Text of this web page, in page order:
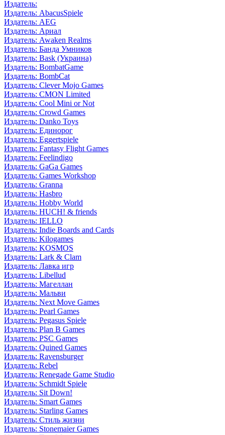
Издатель:
Издатель: AbacusSpiele
Издатель: AEG
Издатель: Ариал
Издатель: Awaken Realms
Издатель: Банда Умников
Издатель: Bask (Украина)
Издатель: BombatGame
Издатель: BombCat
Издатель: Clever Mojo Games
Издатель: CMON Limited
Издатель: Cool Mini or Not
Издатель: Crowd Games
Издатель: Danko Toys
Издатель: Единорог
Издатель: Eggertspiele
Издатель: Fantasy Flight Games
Издатель: Feelindigo
Издатель: GaGa Games
Издатель: Games Workshop
Издатель: Granna
Издатель: Hasbro
Издатель: Hobby World
Издатель: HUCH! & friends
Издатель: IELLO
Издатель: Indie Boards and Cards
Издатель: Kilogames
Издатель: KOSMOS
Издатель: Lark & Clam
Издатель: Лавка игр
Издатель: Libellud
Издатель: Магеллан
Издатель: Мальви
Издатель: Next Move Games
Издатель: Pearl Games
Издатель: Pegasus Spiele
Издатель: Plan B Games
Издатель: PSC Games
Издатель: Quined Games
Издатель: Ravensburger
Издатель: Rebel
Издатель: Renegade Game Studio
Издатель: Schmidt Spiele
Издатель: Sit Down!
Издатель: Smart Games
Издатель: Starling Games
Издатель: Стиль жизни
Издатель: Stonemaier Games